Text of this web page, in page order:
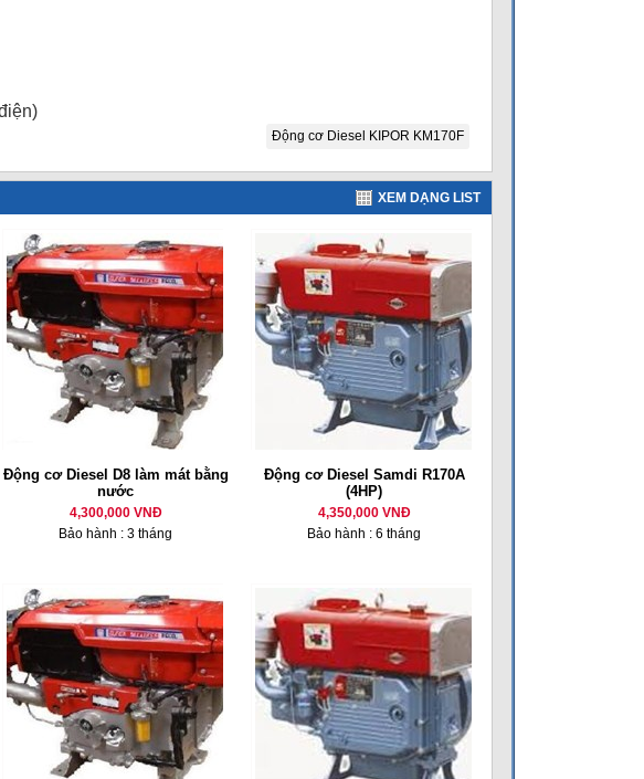
Động cơ Diesel KIPOR KM170F
XEM DẠNG LIST
Động cơ Diesel D8 làm mát bằng
nước
4,300,000 VNĐ
Bảo hành : 3 tháng
Động cơ Diesel Samdi R170A
(4HP)
4,350,000 VNĐ
Bảo hành : 6 tháng